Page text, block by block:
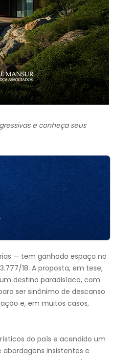
e conheça seus
— tem ganhado espaço no
18. A proposta, em tese,
destino paradisíaco, com
ser sinônimo de descanso
e, em muitos casos,
do país e acendido um
insistentes e